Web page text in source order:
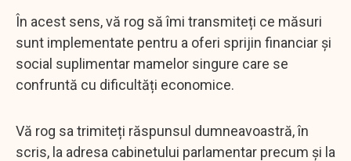
În acest sens, vă rog să îmi transmiteți ce măsuri
sunt implementate pentru a oferi sprijin financiar și
social suplimentar mamelor singure care se
confruntă cu dificultăți economice.
Vă rog sa trimiteți răspunsul dumneavoastră, în
scris, la adresa cabinetului parlamentar precum și la